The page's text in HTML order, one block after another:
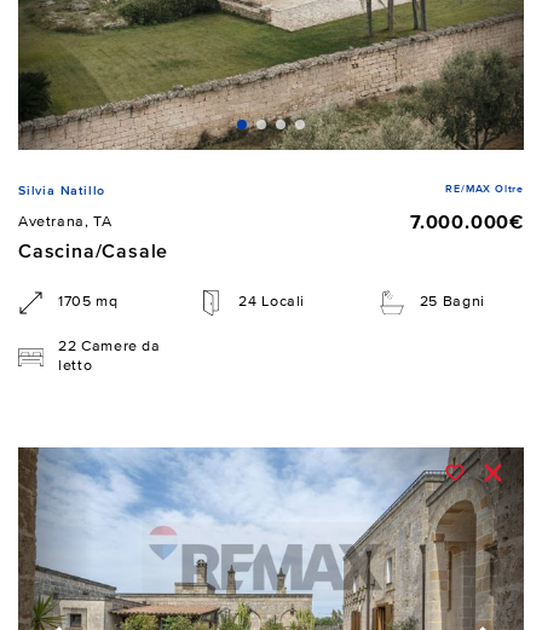
Silvia Natillo RE/MAX Oltre
Avetrana, TA
7.000.000€
Cascina/Casale
1705 mq 24 Locali 25 Bagni
22 Camere da
letto